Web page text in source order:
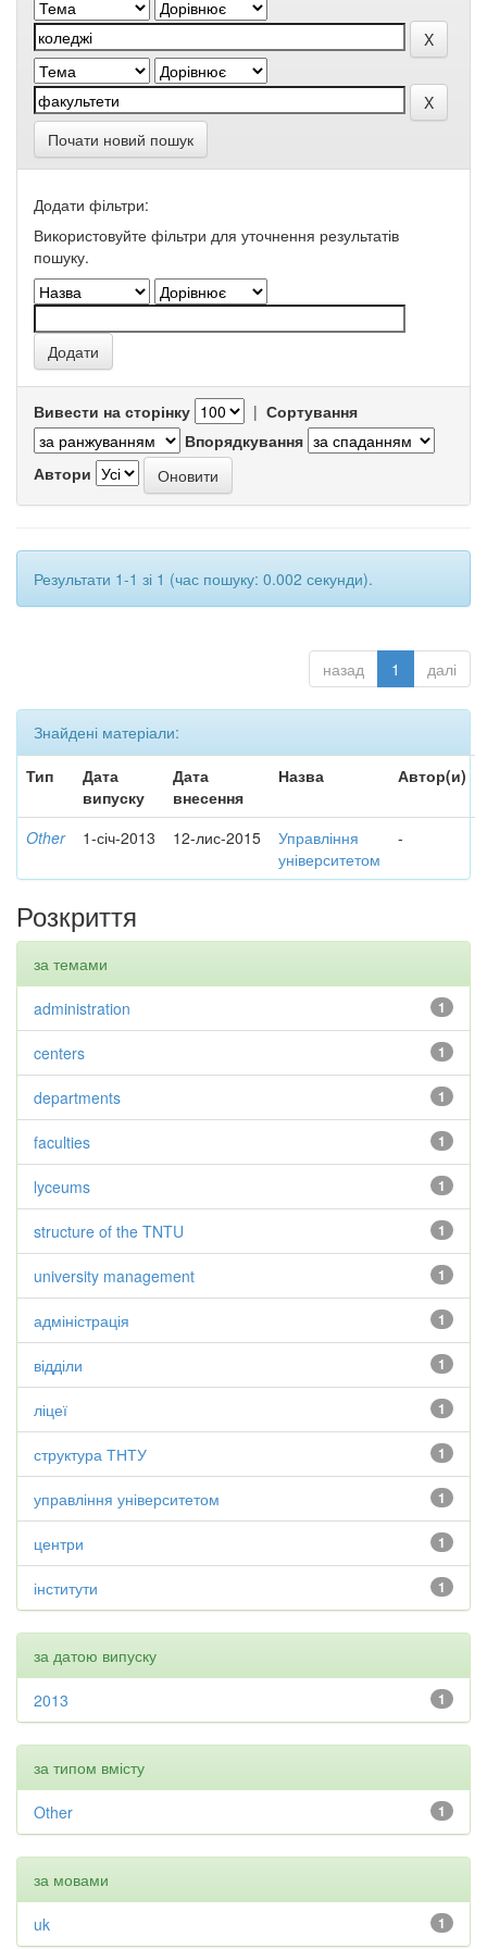
Почати новий пошук
Додати фільтри:
Використовуйте фільтри для уточнення результатів
пошуку.
Вивести на сторінку | Сортування
Впорядкування
Автори
Результати 1-1 зі 1 (час пошуку: 0.002 секунди).
назад 1 далі
Знайдені матеріали:
Тип
Дата
випуску
Дата
внесення
Назва Автор(и)
Other 1-січ-2013 12-лис-2015
Управління
університетом
-
Розкриття
за темами
1
administration
1
centers
1
departments
1
faculties
1
lyceums
1
structure of the TNTU
1
university management
1
адміністрація
1
відділи
1
ліцеї
1
структура ТНТУ
1
управління університетом
1
центри
1
інститути
за датою випуску
1
2013
за типом вмісту
1
Other
за мовами
1
uk